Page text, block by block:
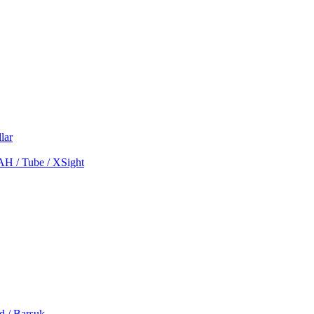
/ Tube / XSight